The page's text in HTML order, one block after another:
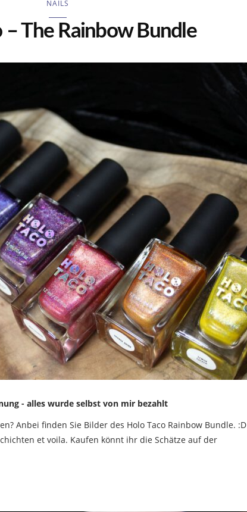
NAILS
– The Rainbow Bundle
- alles wurde selbst von mir bezahlt
Anbei finden Sie Bilder des Holo Taco Rainbow Bundle. :D
et voila. Kaufen könnt ihr die Schätze auf der